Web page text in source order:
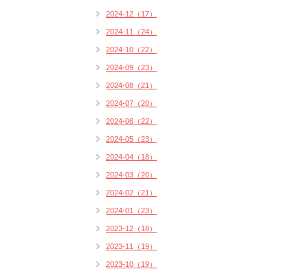
2024-12（17）
2024-11（24）
2024-10（22）
2024-09（23）
2024-08（21）
2024-07（20）
2024-06（22）
2024-05（23）
2024-04（18）
2024-03（20）
2024-02（21）
2024-01（23）
2023-12（18）
2023-11（19）
2023-10（19）